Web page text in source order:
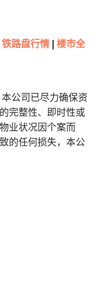
铁路盘行情|
楼市全
公司已尽力确保资
完整性、即时性或
业状况因个案而
的任何损失，本公